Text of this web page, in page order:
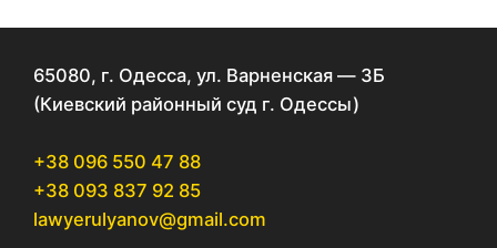
65080, г. Одесса, ул. Варненская — 3Б
(Киевский районный суд г. Одессы)
+38 096 550 47 88
+38 093 837 92 85
lawyerulyanov@gmail.com